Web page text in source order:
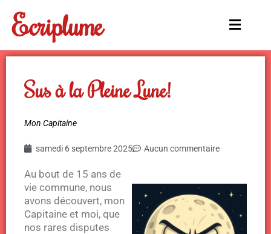
contenu
Ecriplume
Main
Sus à la Pleine Lune!
Mon Capitaine
samedi 6 septembre 2025 Aucun commentaire
Au bout de 15 ans de
vie commune, nous
avons découvert, mon
Capitaine et moi, que
nos rares disputes